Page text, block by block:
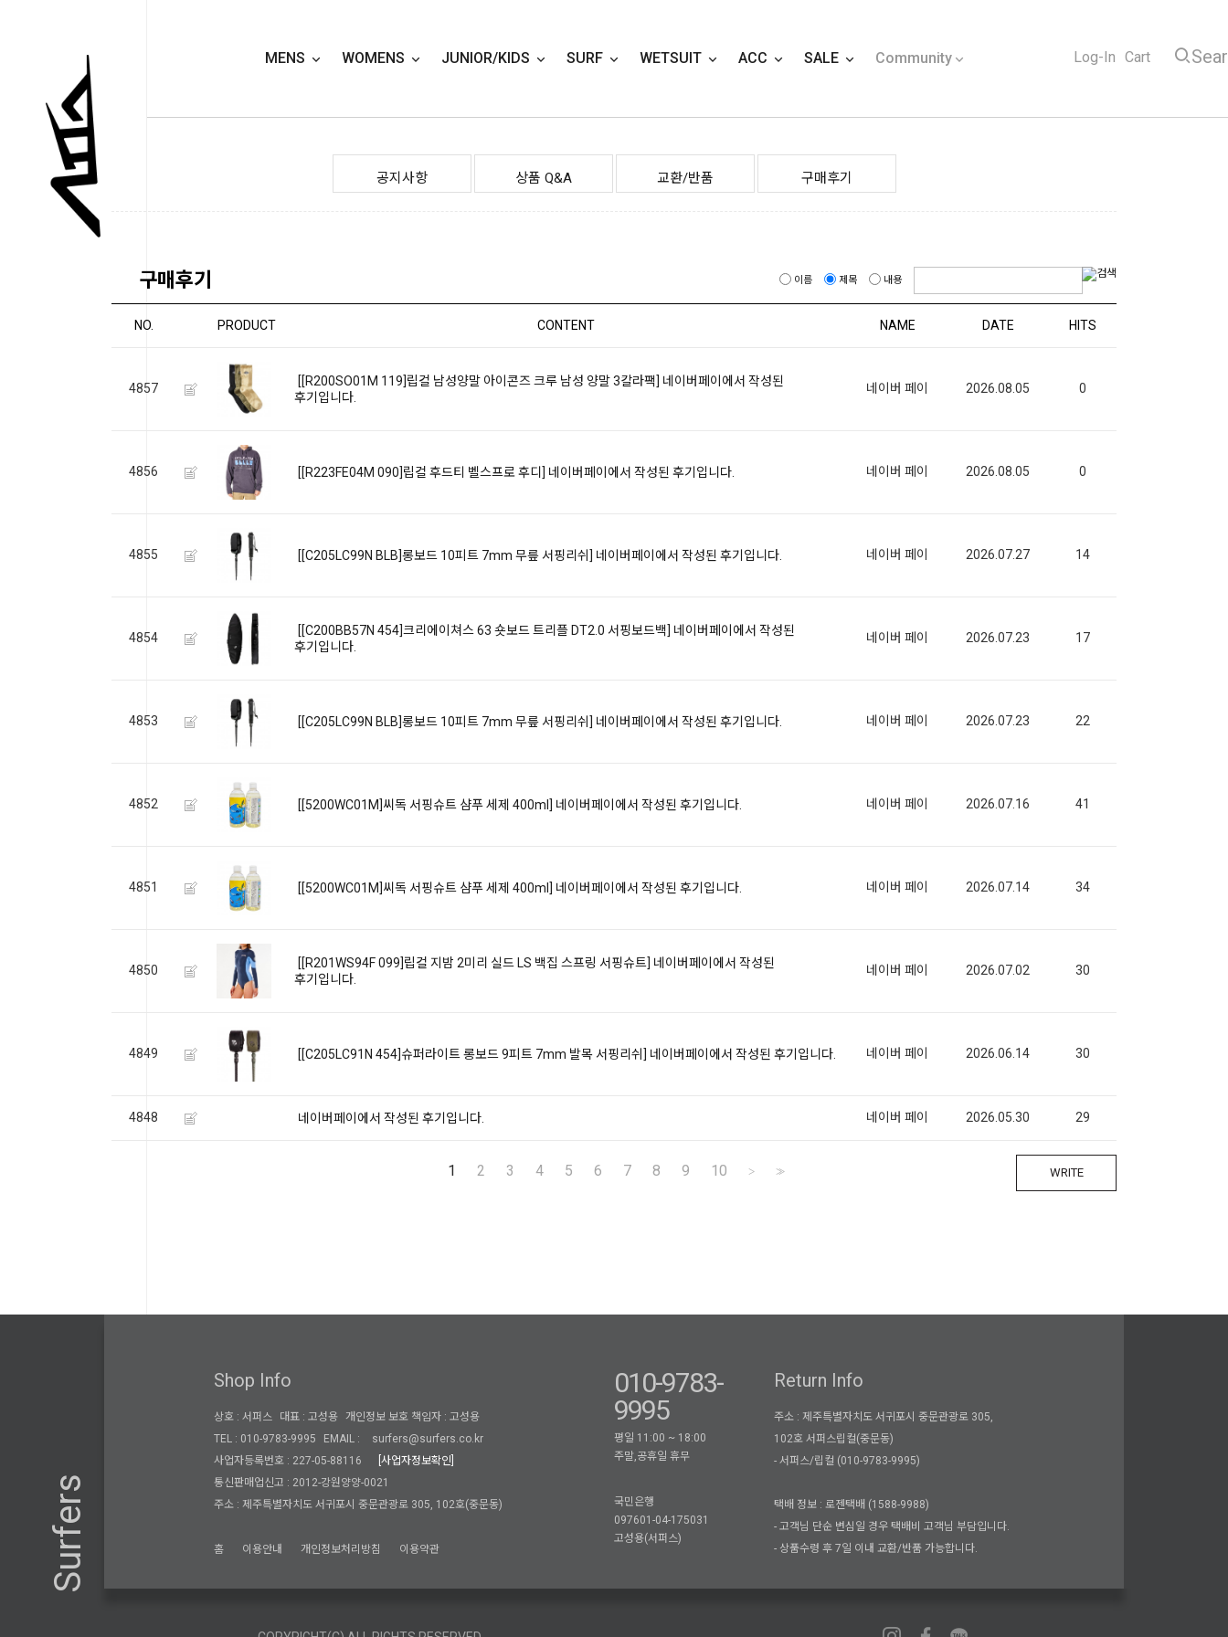
MENS WOMENS JUNIOR/KIDS SURF WETSUIT ACC SALE Community Log-In Cart
Category
공지사항 상품 Q&A 교환/반품 구매후기
구매후기 이름 제목 내용
NO. PRODUCT CONTENT NAME DATE HITS
4857
[[R200SO01M 119]립컬 남성양말 아이콘즈 크루 남성 양말 3칼라팩] 네이버페이에서 작성된
후기입니다.
네이버 페이 2026.08.05 0
4856 [[R223FE04M 090]립컬 후드티 벨스프로 후디] 네이버페이에서 작성된 후기입니다. 네이버 페이 2026.08.05 0
4855 [[C205LC99N BLB]롱보드 10피트 7mm 무릎 서핑리쉬] 네이버페이에서 작성된 후기입니다. 네이버 페이 2026.07.27 14
4854
[[C200BB57N 454]크리에이쳐스 63 숏보드 트리플 DT2.0 서핑보드백] 네이버페이에서 작성된
후기입니다.
네이버 페이 2026.07.23 17
4853 [[C205LC99N BLB]롱보드 10피트 7mm 무릎 서핑리쉬] 네이버페이에서 작성된 후기입니다. 네이버 페이 2026.07.23 22
4852 [[5200WC01M]씨독 서핑슈트 샴푸 세제 400ml] 네이버페이에서 작성된 후기입니다. 네이버 페이 2026.07.16 41
4851 [[5200WC01M]씨독 서핑슈트 샴푸 세제 400ml] 네이버페이에서 작성된 후기입니다. 네이버 페이 2026.07.14 34
4850
[[R201WS94F 099]립컬 지밤 2미리 실드 LS 백집 스프링 서핑슈트] 네이버페이에서 작성된
후기입니다.
네이버 페이 2026.07.02 30
4849 [[C205LC91N 454]슈퍼라이트 롱보드 9피트 7mm 발목 서핑리쉬] 네이버페이에서 작성된 후기입니다. 네이버 페이 2026.06.14 30
4848 네이버페이에서 작성된 후기입니다. 네이버 페이 2026.05.30 29
WRITE
1 2 3 4 5 6 7 8 9 10 > >>
Surfers
Shop Info
상호 : 서퍼스 대표 : 고성용 개인정보 보호 책임자 : 고성용
TEL : 010-9783-9995
EMAIL :
surfers@surfers.co.kr
사업자등록번호 : 227-05-88116
[사업자정보확인]
통신판매업신고 : 2012-강원양양-0021
주소 : 제주특별자치도 서귀포시 중문관광로 305, 102호(중문동)
홈 이용안내 개인정보처리방침 이용약관
010-9783-
9995
평일 11:00 ~ 18:00
주말,공휴일 휴무
국민은행
097601-04-175031
고성용(서퍼스)
Return Info
주소 : 제주특별자치도 서귀포시 중문관광로 305,
102호 서퍼스립컬(중문동)
- 서퍼스/립컬 (010-9783-9995)
택배 정보 : 로젠택배 (1588-9988)
- 고객님 단순 변심일 경우 택배비 고객님 부담입니다.
- 상품수령 후 7일 이내 교환/반품 가능합니다.